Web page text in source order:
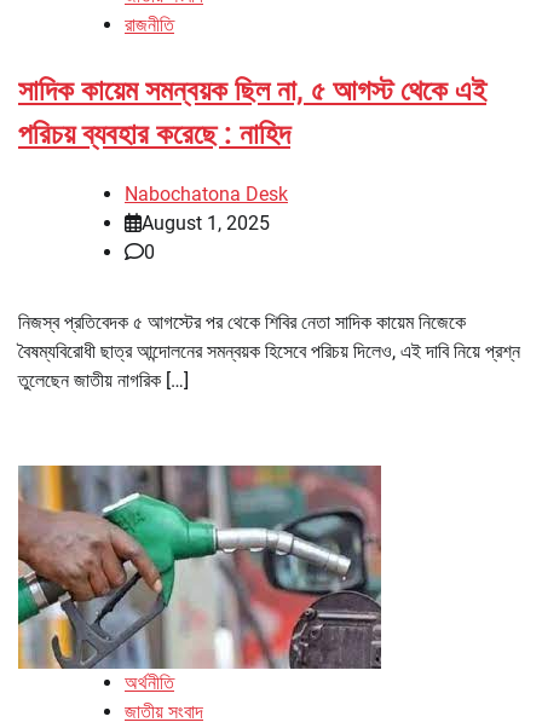
রাজনীতি
সাদিক কায়েম সমন্বয়ক ছিল না, ৫ আগস্ট থেকে এই
পরিচয় ব্যবহার করেছে : নাহিদ
Nabochatona Desk
August 1, 2025
0
নিজস্ব প্রতিবেদক ৫ আগস্টের পর থেকে শিবির নেতা সাদিক কায়েম নিজেকে
বৈষম্যবিরোধী ছাত্র আন্দোলনের সমন্বয়ক হিসেবে পরিচয় দিলেও, এই দাবি নিয়ে প্রশ্ন
তুলেছেন জাতীয় নাগরিক […]
অর্থনীতি
জাতীয় সংবাদ